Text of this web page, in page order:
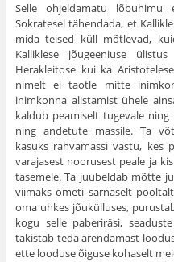
Selle ohjeldamatu lõbuhimu
Sokratesel tähendada, et
mida teised küll mõt­levad,
Kalliklese jõugeeniuse
Herakleitose kui ka
nimelt ei taotle mitte
inimkonna alistamist ühele
kaldub peamiselt tugevale
ning andetute massile. Ta
kasuks rahvamassi vastu, kes
varajasest noorusest peale ja
tasemele. Ta juubeldab mõtte
viimaks ometi sarnaselt
oma uhkes jõukülluses,
kogu selle paberiräsi,
takistab teda arendamast
ette looduse õiguse koha­selt